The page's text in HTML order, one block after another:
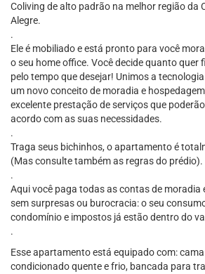
Coliving de alto padrão na melhor região da
Alegre.
.
Ele é mobiliado e está pronto para você
o seu home office. Você decide quanto quer
pelo tempo que desejar! Unimos a
um novo conceito de moradia e
excelente prestação de serviços que
acordo com as suas necessidades.
.
Traga seus bichinhos, o apartamento é
(Mas consulte também as regras do prédio).
.
Aqui você paga todas as contas de moradia
sem surpresas ou burocracia: o seu
condomínio e impostos já estão dentro do
.
Esse apartamento está equipado com:
condicionado quente e frio, bancada para